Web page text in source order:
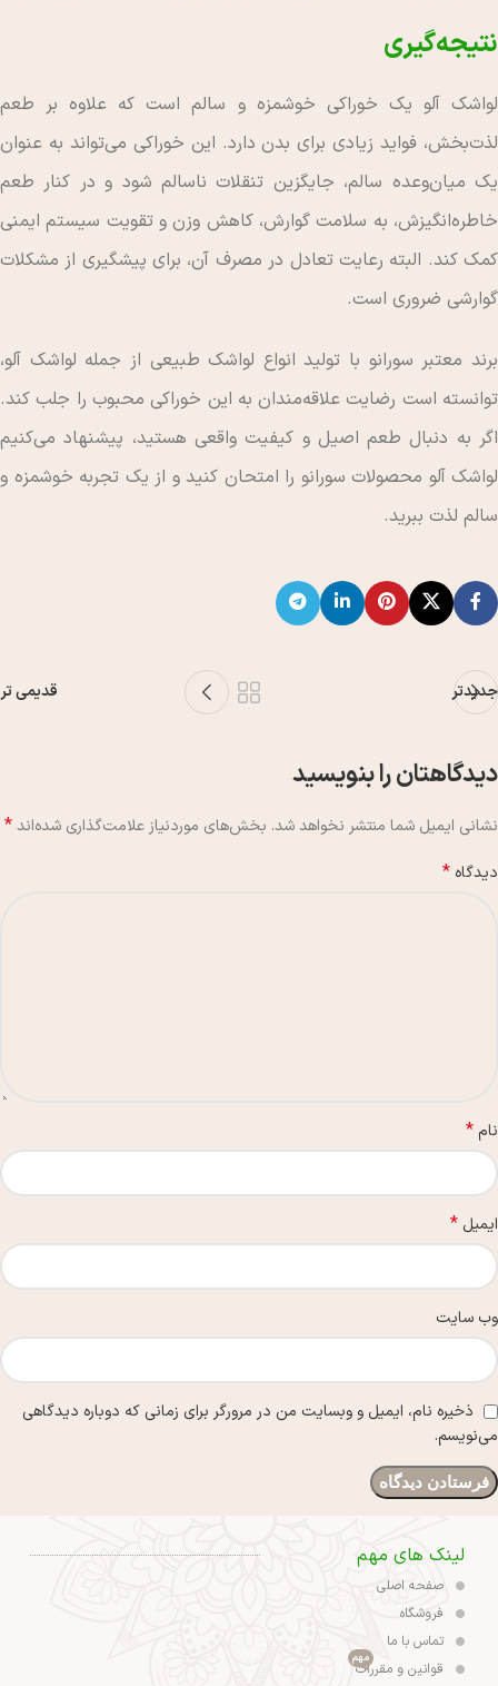
نتیجه‌گیری
لواشک آلو یک خوراکی خوشمزه و سالم است که علاوه بر طعم
لذت‌بخش، فواید زیادی برای بدن دارد. این خوراکی می‌تواند به عنوان
یک میان‌وعده سالم، جایگزین تنقلات ناسالم شود و در کنار طعم
خاطره‌انگیزش، به سلامت گوارش، کاهش وزن و تقویت سیستم ایمنی
کمک کند. البته رعایت تعادل در مصرف آن، برای پیشگیری از مشکلات
گوارشی ضروری است.
برند معتبر سورانو با تولید انواع لواشک طبیعی از جمله لواشک آلو،
توانسته است رضایت علاقه‌مندان به این خوراکی محبوب را جلب کند.
اگر به دنبال طعم اصیل و کیفیت واقعی هستید، پیشنهاد می‌کنیم
لواشک آلو محصولات سورانو را امتحان کنید و از یک تجربه خوشمزه و
سالم لذت ببرید.
جدیدتر قدیمی تر
دیدگاهتان را بنویسید
نشانی ایمیل شما منتشر نخواهد شد. بخش‌های موردنیاز علامت‌گذاری شده‌اند*
دیدگاه *
نام *
ایمیل *
وب‌ سایت
ذخیره نام، ایمیل و وبسایت من در مرورگر برای زمانی که دوباره دیدگاهی
می‌نویسم.
لینک های مهم
صفحه اصلی
فروشگاه
تماس با ما
قوانین و مقررات
مهم